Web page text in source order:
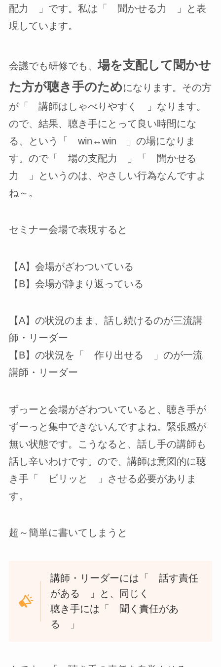
配力 」です。私は「 聞かせる力 」と表
現しています。
会議でも研修でも、場を支配して聞かせ
た方が聴き手のためになります。その方
が「 講師はしゃべりやすく 」なります。
ので、結果、聴き手にとって良い時間にな
る、という「 win↔win 」の場になりま
す。ので「 場の支配力 」「 聞かせる
力 」というのは、やさしい行為なんですよ
ね～。
セミナー会場で表現すると
【A】会場がざわついている
【B】会場が静まり返っている
【A】の状況のまま、話し続けるのが三流講
師・リーダー
【B】の状況を「 作り出せる 」のが一流
講師・リーダー
ずっーと会場がざわついていると、聴き手が
ずーっと集中できないんですよね。緊張感が
無い状態です。こうなると、話し手の講師も
話し辛いわけです。ので、講師は意図的に聴
き手「 ピリッと 」させる必要がありま
す。
超～簡単に書いてしまうと
講師・リーダーには「 話す責任
がある 」と、同じく
聴き手には「 聞く責任があ
る 」